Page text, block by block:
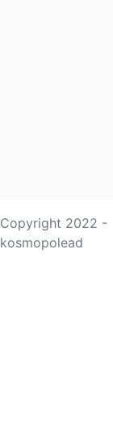
Copyright 2022 -
kosmopolead